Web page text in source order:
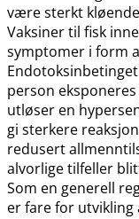
være sterkt
Vaksiner til fisk
symptomer i form
person
utløser en
gi sterkere
redusert
alvorlige tilfeller
Som en generell
er fare for utvikling